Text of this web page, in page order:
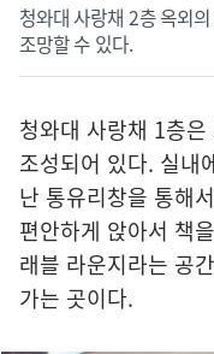
청와대 사랑채 2층 옥외
조망할 수 있다.
청와대 사랑채 1층
조성되어 있다. 실내
난 통유리창을 통해
편안하게 앉아서 책
래블 라운지라는 공
가는 곳이다.